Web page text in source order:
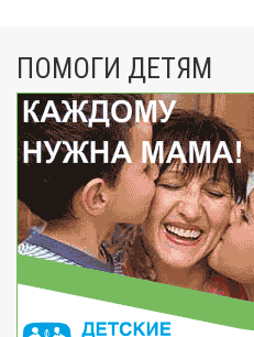
ПОМОГИ ДЕТЯМ